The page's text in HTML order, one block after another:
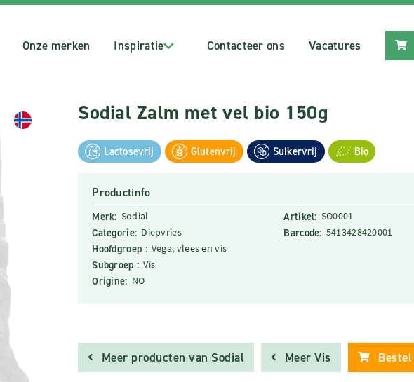
Onze merken Inspiratie Contacteer ons Vacatures
Sodial Zalm met vel bio 150g
Lactosevrij Glutenvrij Suikervrij Bio
Productinfo
Merk: Sodial
Categorie: Diepvries
Hoofdgroep : Vega, vlees en vis
Subgroep : Vis
Origine: NO
Artikel: SO0001
Barcode: 5413428420001
Meer producten van Sodial Meer Vis